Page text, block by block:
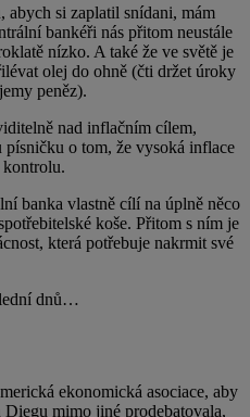
abych si zaplatil snídani, mám
bankéři nás přitom neustále
nízko. A také že ve světě je
olej do ohně (čti držet úroky
peněz).
nad inflačním cílem,
o tom, že vysoká inflace
kontrolu.
banka vlastně cílí na úplně něco
koše. Přitom s ním je
která potřebuje nakrmit své
dnů…
ekonomická asociace, aby
mimo jiné prodebatovala,